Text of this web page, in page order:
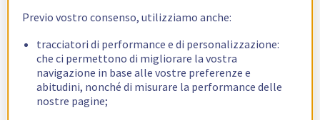
Previo vostro consenso, utilizziamo anche:
tracciatori di performance e di personalizzazione:
che ci permettono di migliorare la vostra
navigazione in base alle vostre preferenze e
abitudini, nonché di misurare la performance delle
nostre pagine;